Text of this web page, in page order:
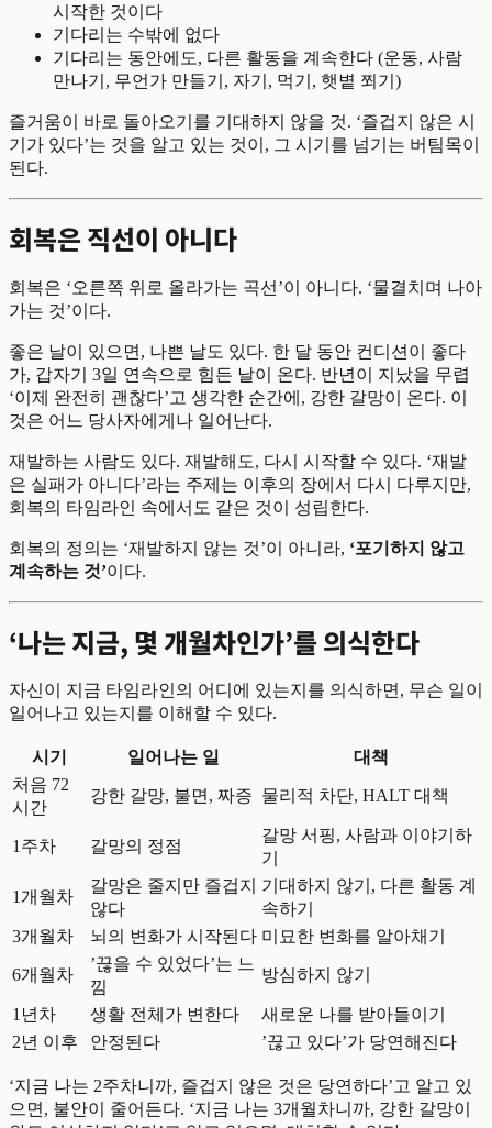
시작한 것이다
기다리는 수밖에 없다
기다리는 동안에도, 다른 활동을 계속한다 (운동, 사람
만나기, 무언가 만들기, 자기, 먹기, 햇볕 쬐기)
즐거움이 바로 돌아오기를 기대하지 않을 것. ‘즐겁지 않은 시
기가 있다’는 것을 알고 있는 것이, 그 시기를 넘기는 버팀목이
된다.
회복은 직선이 아니다
회복은 ‘오른쪽 위로 올라가는 곡선’이 아니다. ‘물결치며 나아
가는 것’이다.
좋은 날이 있으면, 나쁜 날도 있다. 한 달 동안 컨디션이 좋다
가, 갑자기 3일 연속으로 힘든 날이 온다. 반년이 지났을 무렵
‘이제 완전히 괜찮다’고 생각한 순간에, 강한 갈망이 온다. 이
것은 어느 당사자에게나 일어난다.
재발하는 사람도 있다. 재발해도, 다시 시작할 수 있다. ‘재발
은 실패가 아니다’라는 주제는 이후의 장에서 다시 다루지만,
회복의 타임라인 속에서도 같은 것이 성립한다.
회복의 정의는 ‘재발하지 않는 것’이 아니라, ‘포기하지 않고
계속하는 것’이다.
‘나는 지금, 몇 개월차인가’를 의식한다
자신이 지금 타임라인의 어디에 있는지를 의식하면, 무슨 일이
일어나고 있는지를 이해할 수 있다.
시기 일어나는 일
대책
처음 72
시간
강한 갈망, 불면, 짜증 물리적 차단, HALT 대책
1주차 갈망의 정점
갈망 서핑, 사람과 이야기하
기
1개월차
갈망은 줄지만 즐겁지
않다
기대하지 않기, 다른 활동 계
속하기
3개월차
뇌의 변화가 시작된다 미묘한 변화를 알아채기
6개월차
’끊을 수 있었다’는 느
낌
방심하지 않기
1년차 생활 전체가 변한다
새로운 나를 받아들이기
2년 이후
안정된다 ’끊고 있다’가 당연해진다
‘지금 나는 2주차니까, 즐겁지 않은 것은 당연하다’고 알고 있
으면, 불안이 줄어든다. ‘지금 나는 3개월차니까, 강한 갈망이